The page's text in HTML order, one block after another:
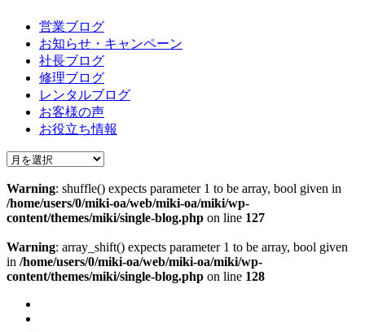
営業ブログ
お知らせ・キャンペーン
社長ブログ
修理ブログ
レンタルブログ
お客様の声
お役立ち情報
Warning: shuffle() expects parameter 1 to be array, bool given in
/home/users/0/miki-oa/web/miki-oa/miki/wp-
content/themes/miki/single-blog.php on line 127
Warning: array_shift() expects parameter 1 to be array, bool given
in /home/users/0/miki-oa/web/miki-oa/miki/wp-
content/themes/miki/single-blog.php on line 128